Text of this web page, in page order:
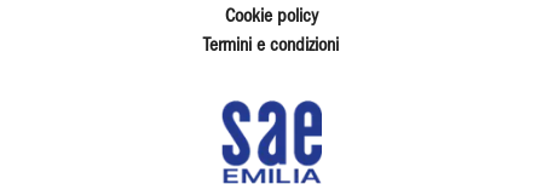
Cookie policy
Termini e condizioni